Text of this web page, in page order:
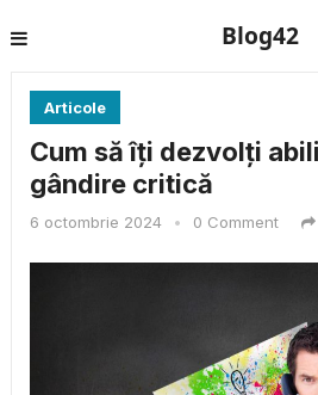
Blog42
Articole
Cum să îți dezvolți
gândire critică
6 octombrie 2024 • 0 Comment